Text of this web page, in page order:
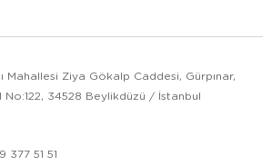
Mahallesi Ziya Gökalp Caddesi, Gürpınar,
No:122, 34528 Beylikdüzü / İstanbul
51 51